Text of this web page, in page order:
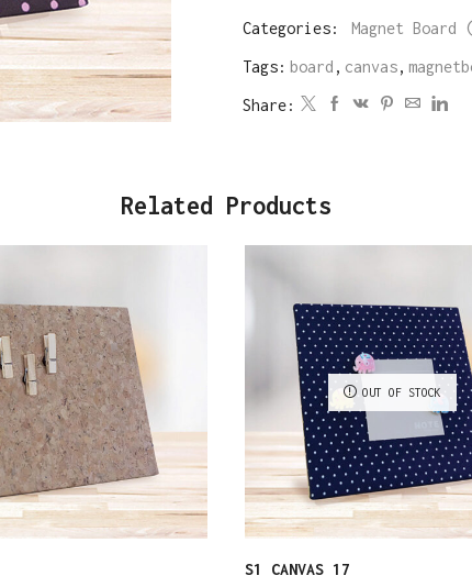
Categories: Magnet Board
Tags: board , canvas,
Share:
Related Products
OUT OF STOCK
S1 CANVAS 17